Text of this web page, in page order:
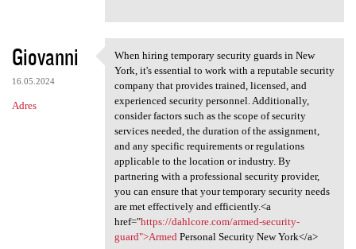
Giovanni
16.05.2024
Adres
When hiring temporary
When hiring temporary security guards in New
York, it's essential to work with a reputable security
company that provides trained, licensed, and
experienced security personnel. Additionally,
consider factors such as the scope of security
services needed, the duration of the assignment,
and any specific requirements or regulations
applicable to the location or industry. By
partnering with a professional security provider,
you can ensure that your temporary security needs
are met effectively and efficiently.<a
href="https://dahlcore.com/armed-security-
guard">Armed Personal Security New York</a>